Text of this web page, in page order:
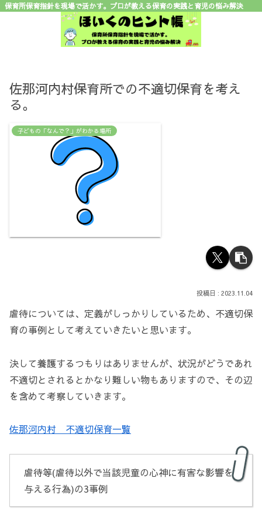
保育所保育指針を現場で活かす。プロが教える保育の実践と育児の悩み解決
佐那河内村保育所での不適切保育を考え
る。
子どもの「なんで？」がわかる場所
2023.11.04
虐待については、定義がしっかりしているため、不適切保
育の事例として考えていきたいと思います。
決して養護するつもりはありませんが、状況がどうであれ
不適切とされるとかなり難しい物もありますので、その辺
を含めて考察していきます。
佐那河内村 不適切保育一覧
虐待等(虐待以外で当該児童の心神に有害な影響を
与える行為)の3事例